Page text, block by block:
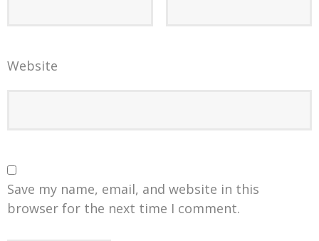
Website
Save my name, email, and website in this
browser for the next time I comment.